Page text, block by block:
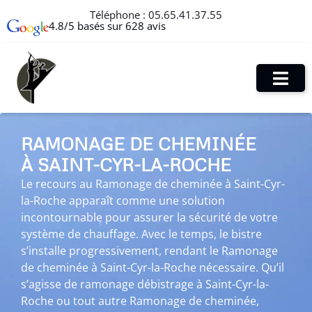
Téléphone : 05.65.41.37.55
4.8/5 basés sur 628 avis
RAMONAGE DE CHEMINÉE
À SAINT-CYR-LA-ROCHE
Le recours au Ramonage de cheminée à Saint-Cyr-
la-Roche apparaît comme une solution
incontournable pour assurer la sécurité de votre
système de chauffage. Avec le temps, le bistre
s’installe progressivement, rendant le Ramonage
de cheminée à Saint-Cyr-la-Roche nécessaire. Qu’il
s’agisse de ramonage débistrage à Saint-Cyr-la-
Roche ou tout autre Ramonage de cheminée,